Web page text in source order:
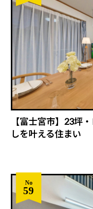
【富士宮市】23坪
しを叶える住まい
No
59